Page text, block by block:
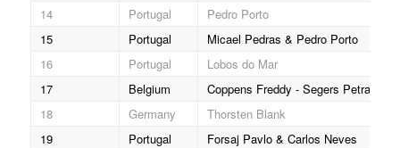
14
Portugal
Pedro Porto
15
Portugal
Micael Pedras & Pedro Porto
16
Portugal
Lobos do Mar
17
Belgium
Coppens Freddy - Segers Petra
18
Germany
Thorsten Blank
19
Portugal
Forsaj Pavlo & Carlos Neves